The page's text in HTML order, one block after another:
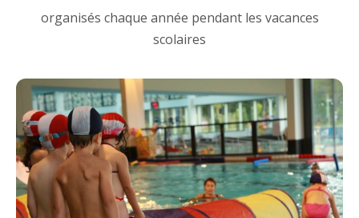
organisés chaque année pendant les vacances
scolaires